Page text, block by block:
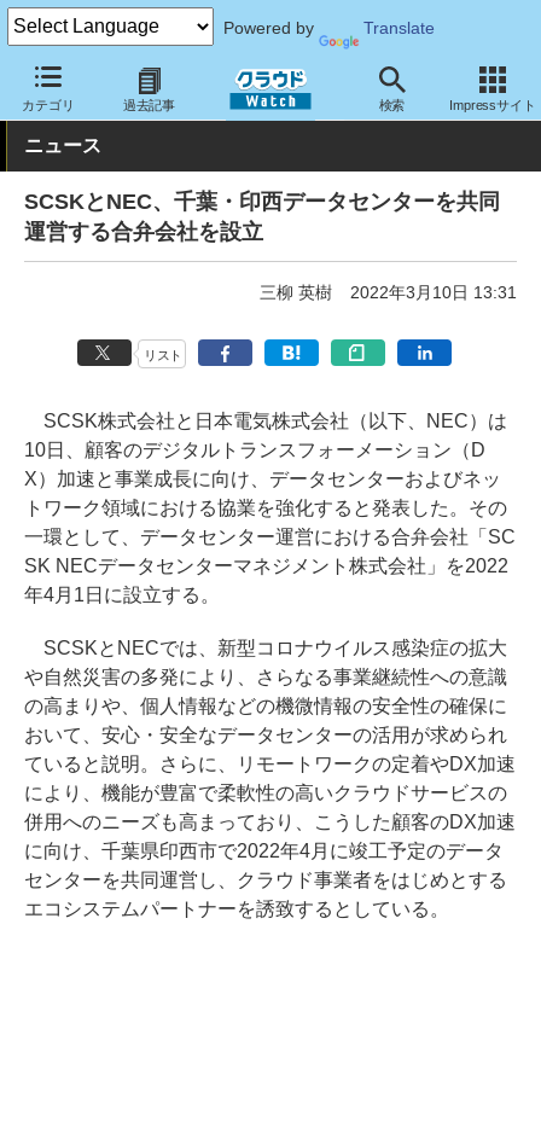
Powered by Translate
カテゴリ 過去記事 検索 Impressサイト
クラウド Watch トピック 協業・提携
ニュース
SCSKとNEC、千葉・印西データセンターを共同
運営する合弁会社を設立
三柳 英樹 2022年3月10日 13:31
リスト
SCSK株式会社と日本電気株式会社（以下、NEC）は
10日、顧客のデジタルトランスフォーメーション（D
X）加速と事業成長に向け、データセンターおよびネッ
トワーク領域における協業を強化すると発表した。その
一環として、データセンター運営における合弁会社「SC
SK NECデータセンターマネジメント株式会社」を2022
年4月1日に設立する。
SCSKとNECでは、新型コロナウイルス感染症の拡大
や自然災害の多発により、さらなる事業継続性への意識
の高まりや、個人情報などの機微情報の安全性の確保に
おいて、安心・安全なデータセンターの活用が求められ
ていると説明。さらに、リモートワークの定着やDX加速
により、機能が豊富で柔軟性の高いクラウドサービスの
併用へのニーズも高まっており、こうした顧客のDX加速
に向け、千葉県印西市で2022年4月に竣工予定のデータ
センターを共同運営し、クラウド事業者をはじめとする
エコシステムパートナーを誘致するとしている。